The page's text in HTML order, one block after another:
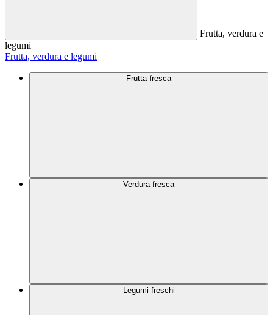
Frutta, verdura e
legumi
Frutta, verdura e legumi
Frutta fresca
Verdura fresca
Legumi freschi